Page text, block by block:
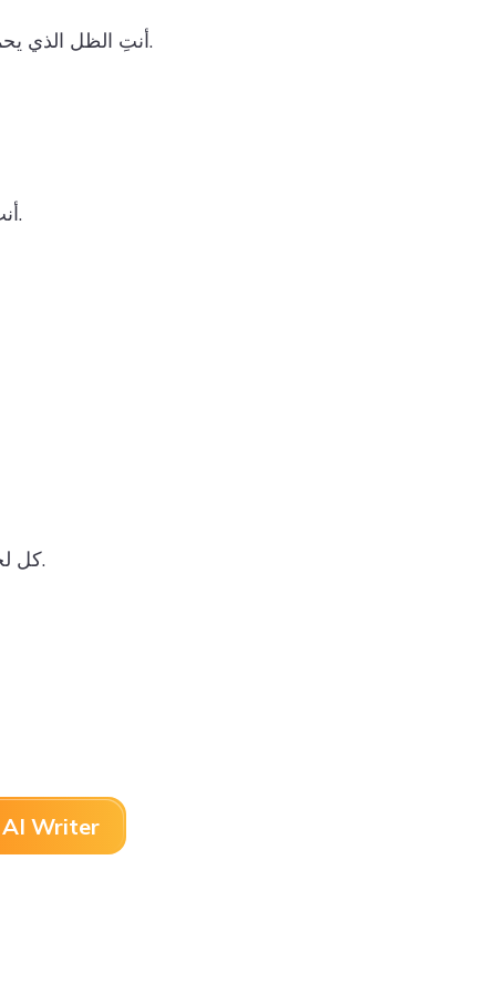
أنتِ الظل الذي يحميني من الحر، والسند الذي ألجأ إليه في العاصفة، والصوت الذي يهدئ خوفي.
أنتِ البطل الذي لا يمل من القتال من أجلنا، والحكيم الذي لا يتوقف عن إرشادنا.
كل لحظة معك هي درس في الحياة، وكل سنة هي فرصة لأشكرك على كل شيء.
AI Writer